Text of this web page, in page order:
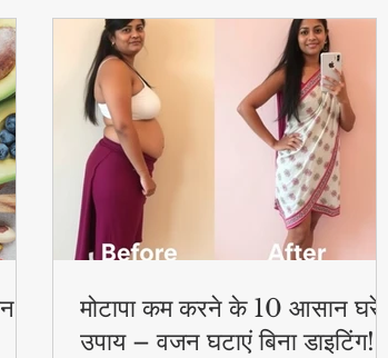
–
मोटापा कम करने के 10 आसान घरेलू
उपाय – वजन घटाएं बिना डाइटिंग!